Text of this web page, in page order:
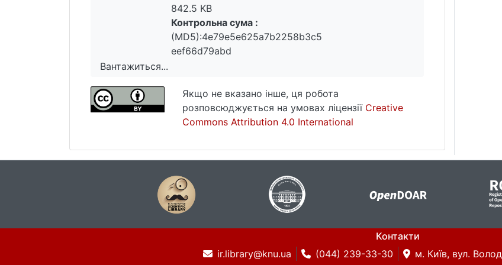
Вантажиться...
Вантажиться...
842.5 KB
Контрольна сума :
(MD5):4e79e5e625a7b2258b3c5
eef66d79abd
Якщо не вказано інше, ця робота
розповсюджується на умовах ліцензії Creative
Commons Attribution 4.0 International
Контакти
ir.library@knu.ua
(044) 239-33-30
м. Київ, вул.